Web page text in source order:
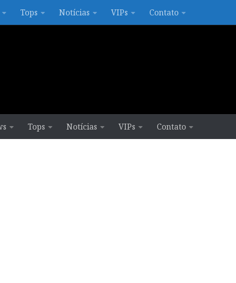
Tops Notícias VIPs Contato
Tops Notícias VIPs Contato